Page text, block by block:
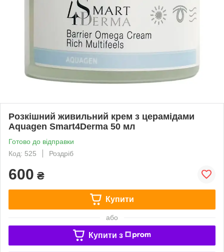
Розкішний живильний крем з церамідами
Aquagen Smart4Derma 50 мл
Готово до відправки
Код: 525
Роздріб
600 ₴
Купити
або
Купити з